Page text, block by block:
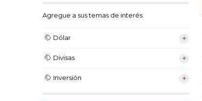
Agregue a sus temas de interés
Dólar
Divisas
Inversión